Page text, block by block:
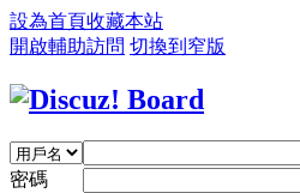
設為首頁收藏本站
開啟輔助訪問 切換到窄版
密碼